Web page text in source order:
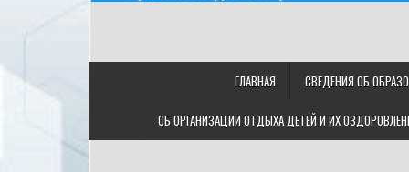
МУНИЦИПАЛЬНОЕ
МБУ ДО "ЦДТ "Восход" г.о. Самара/443080,
ГЛАВНАЯ СВЕДЕНИЯ ОБ
ОБ ОРГАНИЗАЦИИ ОТДЫХА ДЕТЕЙ И ИХ